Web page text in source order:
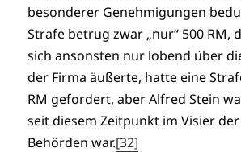
besonderer Genehmigungen
Strafe betrug zwar „nur“ 500 RM,
sich ansonsten nur lobend über
der Firma äußerte, hatte eine
RM gefordert, aber Alfred Stein
seit diesem Zeitpunkt im Visier
Behörden war.[32]